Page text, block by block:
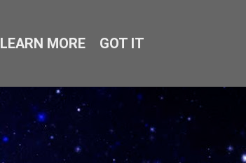
LEARN MORE GOT IT